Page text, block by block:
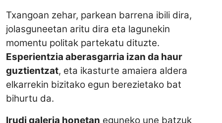
Txangoan zehar, parkean barrena ibili dira,
jolasguneetan aritu dira eta lagunekin
momentu politak partekatu dituzte.
Esperientzia aberasgarria izan da haur
guztientzat, eta ikasturte amaiera aldera
elkarrekin bizitako egun berezietako bat
bihurtu da.
Irudi galeria honetan eguneko une batzuk